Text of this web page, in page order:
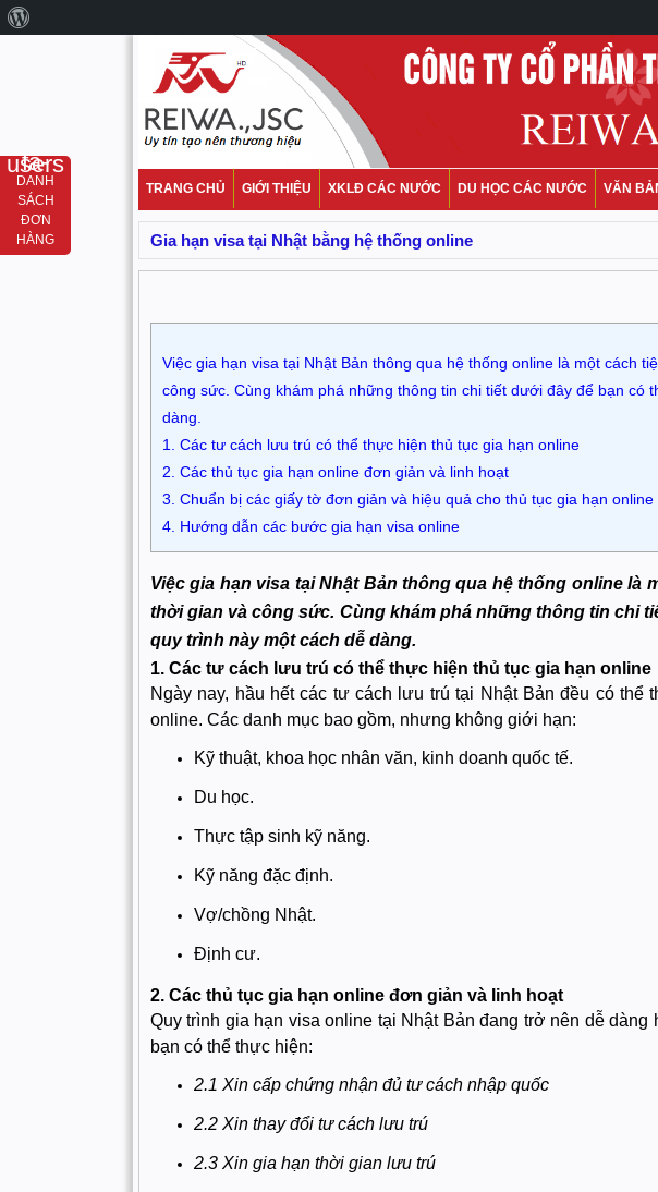
TRANG CHỦ GIỚI THIỆU XKLĐ CÁC NƯỚC DU HỌC CÁC NƯỚC VĂN
Gia hạn visa tại Nhật bằng hệ thống online
Việc gia hạn visa tại Nhật Bản thông qua hệ thống online là một cách
công sức. Cùng khám phá những thông tin chi tiết dưới đây để bạn có
dàng.
1. Các tư cách lưu trú có thể thực hiện thủ tục gia hạn online
2. Các thủ tục gia hạn online đơn giản và linh hoạt
3. Chuẩn bị các giấy tờ đơn giản và hiệu quả cho thủ tục gia hạn online
4. Hướng dẫn các bước gia hạn visa online
Việc gia hạn visa tại Nhật Bản thông qua hệ thống online là
thời gian và công sức. Cùng khám phá những thông tin chi
quy trình này một cách dễ dàng.
1. Các tư cách lưu trú có thể thực hiện thủ tục gia hạn online
Ngày nay, hầu hết các tư cách lưu trú tại Nhật Bản đều có thể
online. Các danh mục bao gồm, nhưng không giới hạn:
Kỹ thuật, khoa học nhân văn, kinh doanh quốc tế.
Du học.
Thực tập sinh kỹ năng.
Kỹ năng đặc định.
Vợ/chồng Nhật.
Định cư.
2. Các thủ tục gia hạn online đơn giản và linh hoạt
Quy trình gia hạn visa online tại Nhật Bản đang trở nên dễ
bạn có thể thực hiện:
2.1 Xin cấp chứng nhận đủ tư cách nhập quốc
2.2 Xin thay đổi tư cách lưu trú
2.3 Xin gia hạn thời gian lưu trú
fa-users
DANH
SÁCH
ĐƠN
HÀNG